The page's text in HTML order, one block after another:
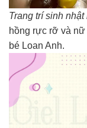
Trang trí sinh
hồng rực rỡ và
bé Loan Anh.